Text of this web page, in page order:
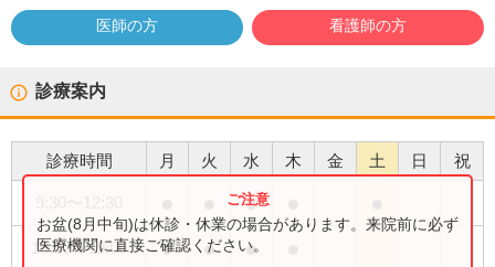
医師の方 看護師の方
診療案内
診療時間 月 火 水 木 金 土 日 祝
●
15:00〜19:00 ● ● ●
お盆(8月中旬)は休診・休業の場合があります。来院前に必ず
医療機関に直接ご確認ください。